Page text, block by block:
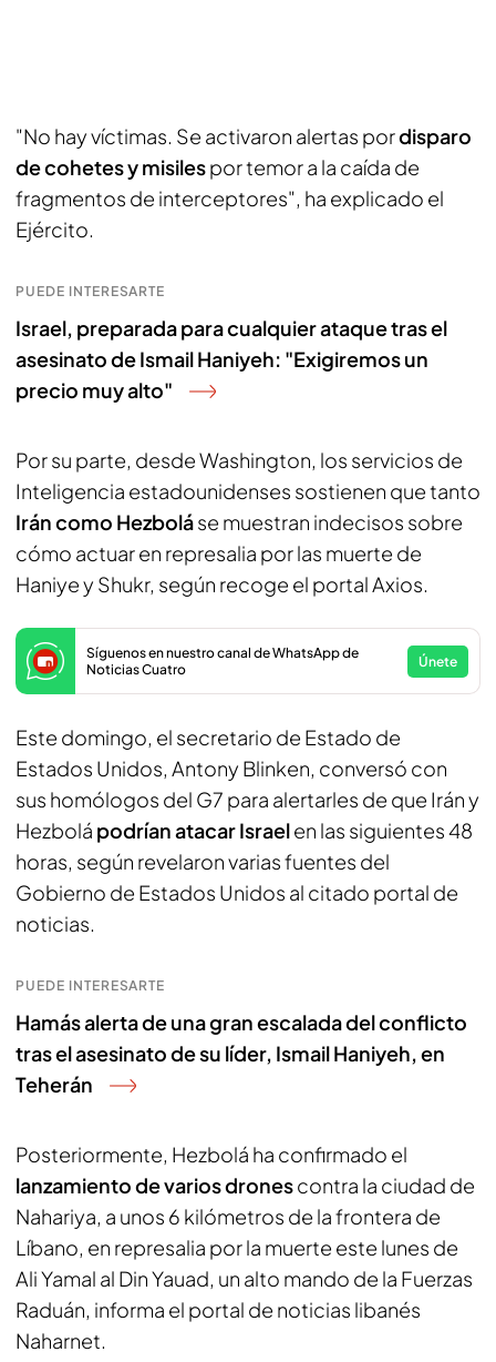
"No hay víctimas. Se activaron alertas pordisparo
de cohetes y misilespor temor a la caída de
fragmentos de interceptores", ha explicado el
Ejército.
PUEDE INTERESARTE
Israel, preparada para cualquier ataque tras el
asesinato de Ismail Haniyeh: "Exigiremos un
precio muy alto"
Por su parte, desde Washington, los servicios de
Inteligencia estadounidenses sostienen que tanto
Irán como Hezboláse muestran indecisos sobre
cómo actuar en represalia por las muerte de
Haniye y Shukr, según recoge el portal Axios.
Síguenos en nuestro canal de WhatsApp de
Noticias Cuatro
Únete
Este domingo, el secretario de Estado de
Estados Unidos, Antony Blinken, conversó con
sus homólogos del G7 para alertarles de que Irán y
Hezbolá podrían atacar Israelen las siguientes 48
horas, según revelaron varias fuentes del
Gobierno de Estados Unidos al citado portal de
noticias.
PUEDE INTERESARTE
Hamás alerta de una gran escalada del conflicto
tras el asesinato de su líder, Ismail Haniyeh, en
Teherán
Posteriormente, Hezbolá ha confirmado el
lanzamiento de varios dronescontra la ciudad de
Nahariya, a unos 6 kilómetros de la frontera de
Líbano, en represalia por la muerte este lunes de
Ali Yamal al Din Yauad, un alto mando de la Fuerzas
Raduán, informa el portal de noticias libanés
Naharnet.